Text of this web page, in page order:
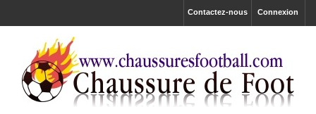
Connexion
Contactez-nous